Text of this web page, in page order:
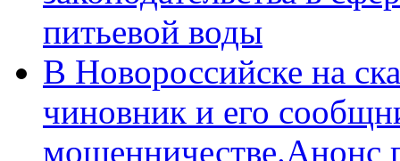
питьевой воды
В Новороссийске на
чиновник и его
мошенничестве.Анонс